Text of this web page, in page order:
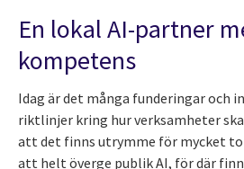
En lokal AI-partner
kompetens
Idag är det många funderingar och
riktlinjer kring hur verksamheter
att det finns utrymme för mycket
att helt överge publik AI, för där